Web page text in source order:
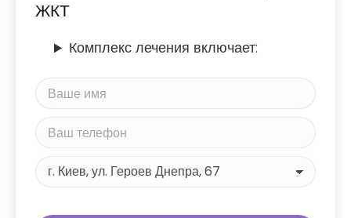
ЖКТ
Комплекс лечения включает: